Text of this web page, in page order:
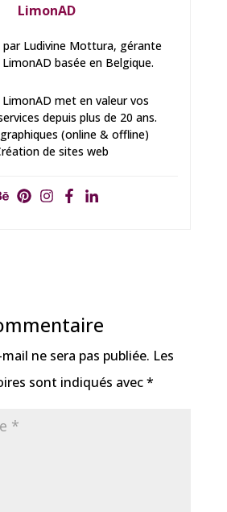
LimonAD
par Ludivine Mottura, gérante
LimonAD basée en Belgique.
met en valeur vos
depuis plus de 20 ans.
(online & offline)
de sites web
ne sera pas publiée. Les
sont indiqués avec*